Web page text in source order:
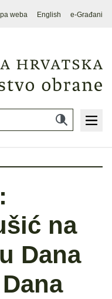
weba English e-Građani
na
Dana